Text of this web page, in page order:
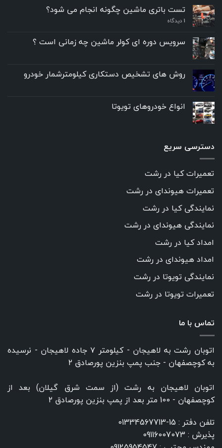
تست باتری ماشین چگونه انجام می شود؟
۱ دیدگاه
سرویس دوره ای کولر ماشین چه زمانی است ؟
روش های تشخیص دستکاری کیلومترشمار خودرو
انواع خودروهای تویوتا
دسترسی سریع
تعمیرات کیا در رشت
تعمیرات هیوندای در رشت
نمایندگی کیا در رشت
نمایندگی هیوندای در رشت
امداد کیا در رشت
امداد هیوندای در رشت
نمایندگی تویوتا در رشت
تعمیرات تویوتا در رشت
تماس با ما
اتوبان رشت به لاهیجان - کیلومتر ۷ جاده لاهیجان - نرسیده
به کوچصفهان - جنب پمپ بنزین پورصادق ۲
اتوبان لاهیجان به رشت (از سمت شرق گیلان) بعد از
کوچصفهان - 100 متر بعد از پمپ بنزین پورصادق ۲
تلفن دفتر : 15-01334567713
پذیرش : 09116007073